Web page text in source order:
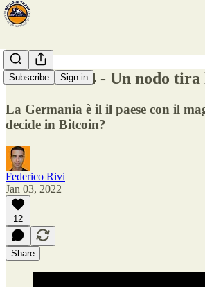
Subscribe Sign in
Fermata #14 - Un nodo
La Germania è il il paese con il
decide in Bitcoin?
Federico Rivi
Jan 03, 2022
12
Share